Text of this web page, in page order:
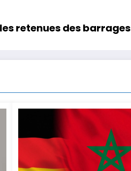
retenues des barrages